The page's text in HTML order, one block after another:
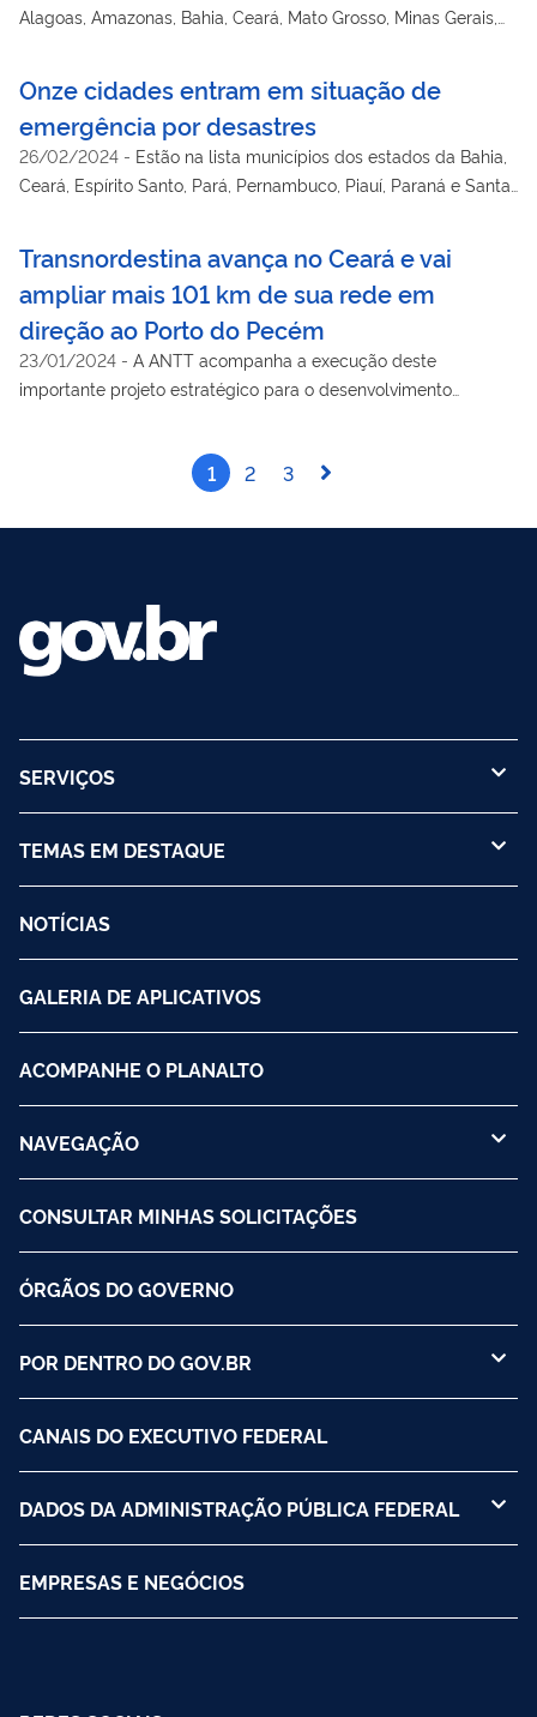
Alagoas, Amazonas, Bahia, Ceará, Mato Grosso, Minas Gerais,
Onze cidades entram em situação de
emergência por desastres
26/02/2024 - Estão na lista municípios dos estados da Bahia,
Ceará, Espírito Santo, Pará, Pernambuco, Piauí, Paraná e Santa
Transnordestina avança no Ceará e vai
ampliar mais 101 km de sua rede em
direção ao Porto do Pecém
23/01/2024 - A ANTT acompanha a execução deste
importante projeto estratégico para o desenvolvimento
1 2 3
SERVIÇOS
TEMAS EM DESTAQUE
NOTÍCIAS
GALERIA DE APLICATIVOS
ACOMPANHE O PLANALTO
NAVEGAÇÃO
CONSULTAR MINHAS SOLICITAÇÕES
ÓRGÃOS DO GOVERNO
POR DENTRO DO GOV.BR
CANAIS DO EXECUTIVO FEDERAL
DADOS DA ADMINISTRAÇÃO PÚBLICA FEDERAL
EMPRESAS E NEGÓCIOS